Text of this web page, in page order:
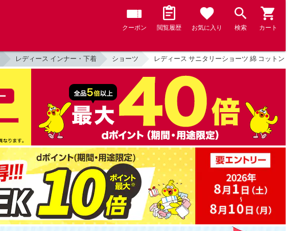
クーポン 閲覧履歴 お気に入り 検索 カート
レディース インナー・下着 ショーツ レディース サニタリーショーツ 綿 コットン 羽